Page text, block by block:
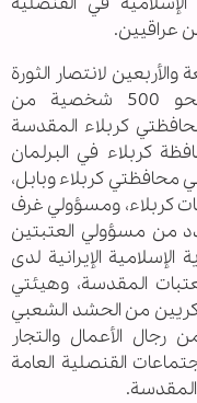
عراقيين.
لانتصار الثورة
الإسلامية واليوم الوطني، بحضور نحو 500 شخصية من
كربلاء المقدسة
كربلاء في البرلمان
محافظتي كربلاء وبابل،
كربلاء، ومسؤولي غرف
من مسؤولي العتبتين
الإيرانية لدى
المقدسة، وهيئتي
من الحشد الشعبي
الأعمال والتجار
القنصلية العامة
المقدسة.